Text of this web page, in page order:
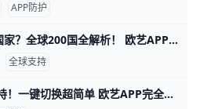
APP防护
欧艺APP支持哪些国家？全球200国全解析！ 欧艺APP（也就是O易Oyi的交易应用）支持全球近200个国家和地区使用，但有些地方因为监管规则有限制。 比如亚洲的用户在越南、菲律宾、泰国、新加坡、中国香港、台湾、韩国和日本这些地方都能正常下载、注册和交易。 欧洲用户如英国、法国、西班牙、荷兰和俄罗斯也能轻松使用，支持法币充值和多种加密货币买卖。
全球支持
欧艺APP中文界面全支持！一键切换超简单 欧艺APP完全支持中文界面，这让很多用户用起来很方便。根据官方指南和用户反馈，APP内有简体中文和繁体中文选项，能覆盖大部分交易和设置页面。例如，进入“我的”页面后，你会看到“语言”或“Language”按钮，一键切换后界面马上变成中文。